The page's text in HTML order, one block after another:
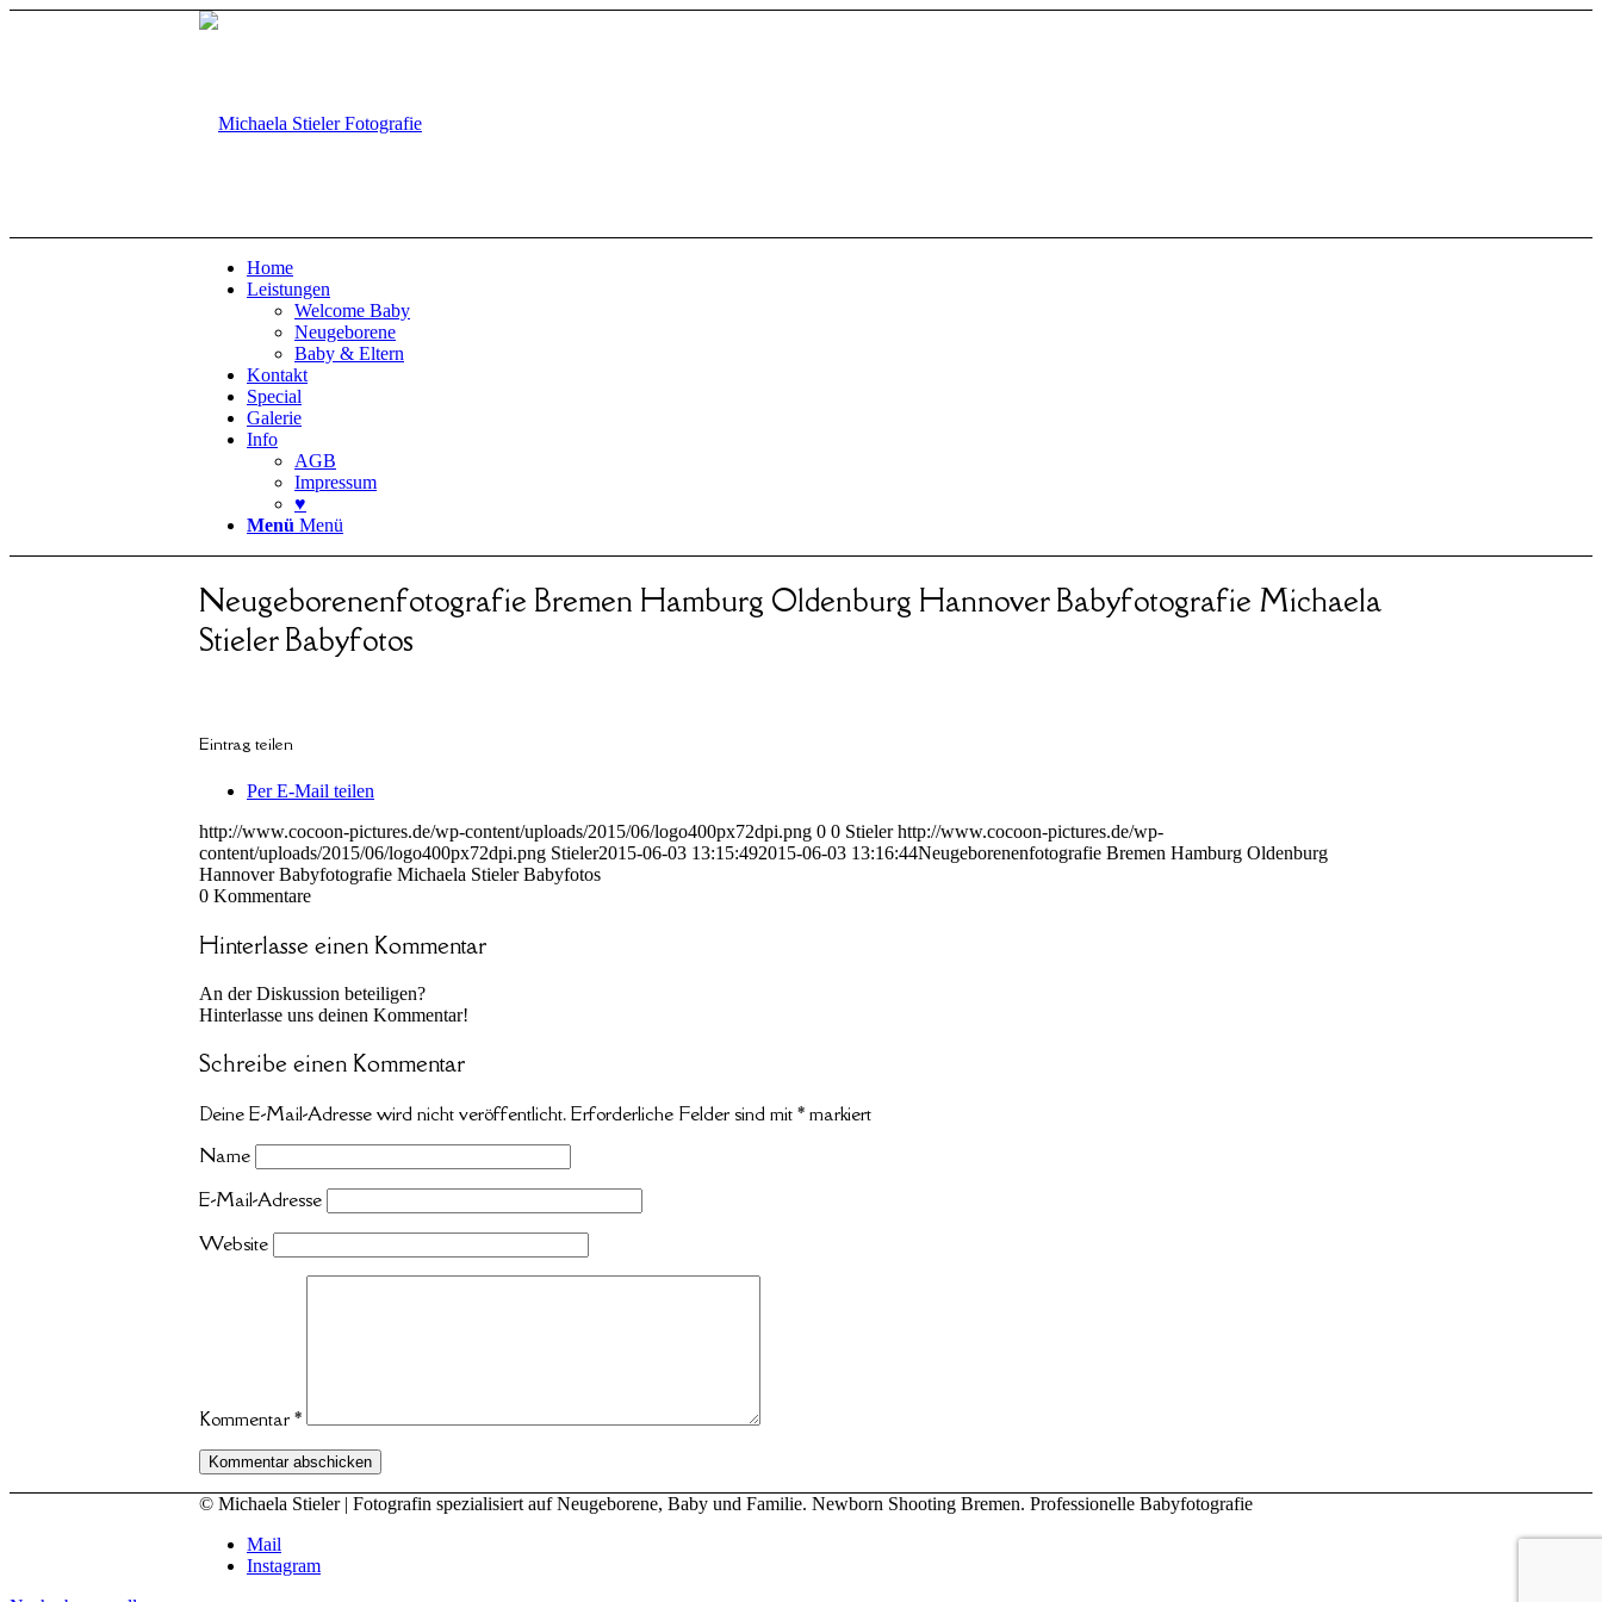
Home
Leistungen
Welcome Baby
Neugeborene
Baby & Eltern
Kontakt
Special
Galerie
Info
AGB
Impressum
♥
Menü Menü
Neugeborenenfotografie Bremen Hamburg Oldenburg Hannover Babyfotografie Michaela
Stieler Babyfotos
Eintrag teilen
Per E-Mail teilen
http://www.cocoon-pictures.de/wp-content/uploads/2015/06/logo400px72dpi.png 0 0 Stieler http://www.cocoon-pictures.de/wp-
content/uploads/2015/06/logo400px72dpi.png Stieler2015-06-03 13:15:492015-06-03 13:16:44Neugeborenenfotografie Bremen Hamburg Oldenburg
Hannover Babyfotografie Michaela Stieler Babyfotos
0 Kommentare
Hinterlasse einen Kommentar
An der Diskussion beteiligen?
Hinterlasse uns deinen Kommentar!
Schreibe einen Kommentar
Deine E-Mail-Adresse wird nicht veröffentlicht. Erforderliche Felder sind mit * markiert
Name
E-Mail-Adresse
Website
Kommentar *
© Michaela Stieler | Fotografin spezialisiert auf Neugeborene, Baby und Familie. Newborn Shooting Bremen. Professionelle Babyfotografie
Mail
Instagram